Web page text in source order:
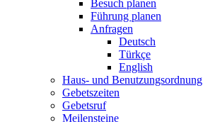
Besuch planen
Führung planen
Anfragen
Deutsch
Türkçe
English
Haus- und Benutzungsordnung
Gebetszeiten
Gebetsruf
Meilensteine